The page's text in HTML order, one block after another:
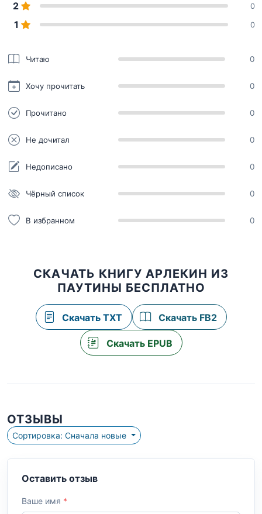
2 0
1 0
Читаю 0
Хочу прочитать 0
Прочитано 0
Не дочитал 0
Недописано 0
Чёрный список 0
В избранном 0
СКАЧАТЬ КНИГУ АРЛЕКИН ИЗ
ПАУТИНЫ БЕСПЛАТНО
Скачать TXT Скачать FB2
Скачать EPUB
ОТЗЫВЫ
Сортировка: Сначала новые
Оставить отзыв
Ваше имя *